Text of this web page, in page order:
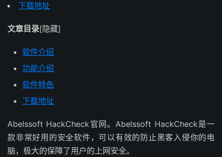
下载地址
文章目录[隐藏]
软件介绍
功能介绍
软件特色
下载地址
Abelssoft HackCheck官网。Abelssoft HackCheck是一
款非常好用的安全软件，可以有效的防止黑客入侵你的电
脑，极大的保障了用户的上网安全。